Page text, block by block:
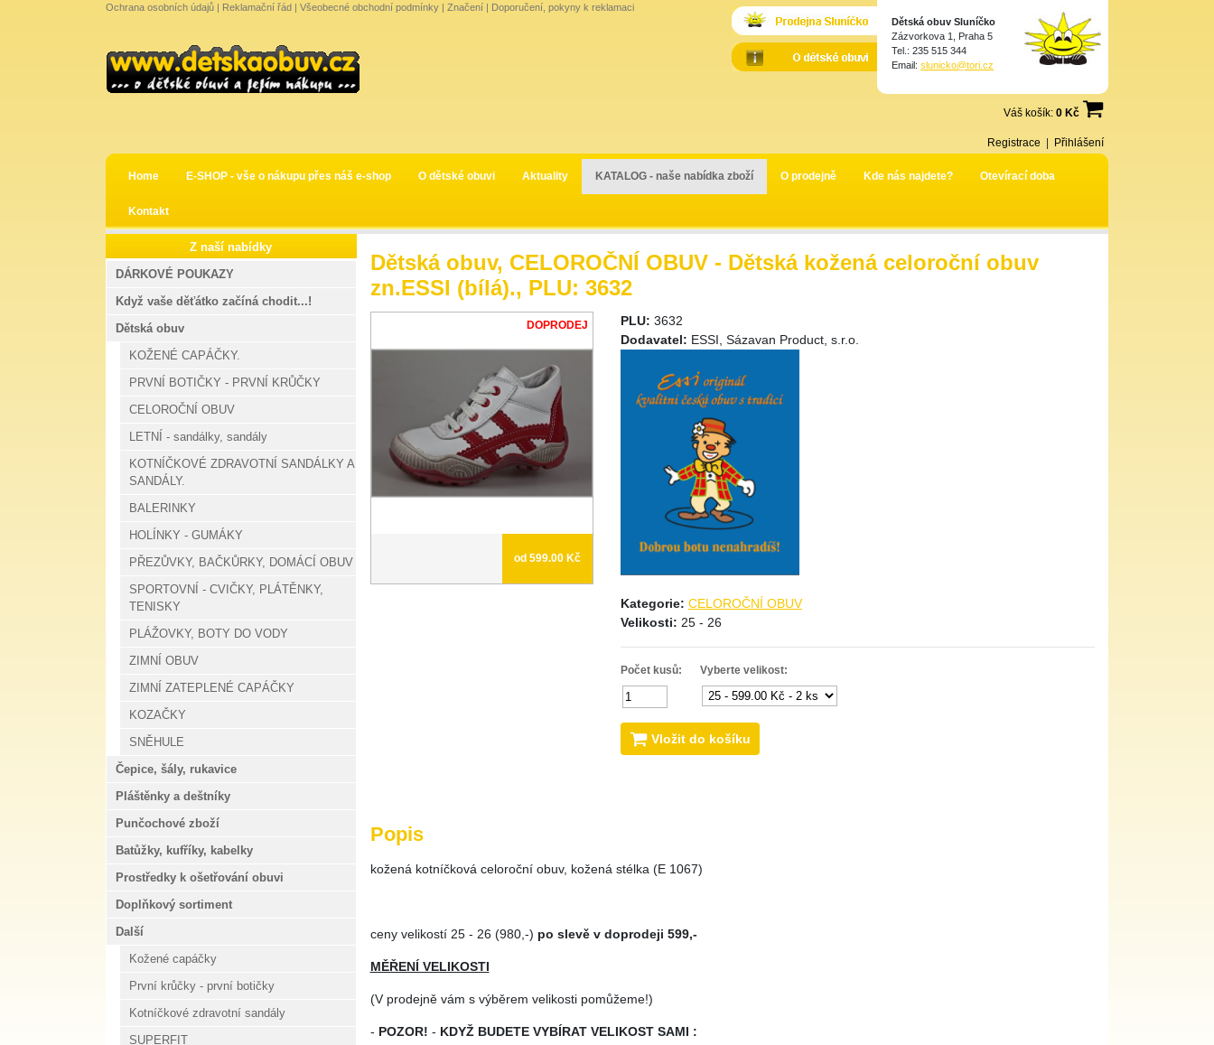
Ochrana osobních údajů | Reklamační řád | Všeobecné obchodní podmínky | Značení | Doporučení, pokyny k reklamaci
Dětská obuv Sluníčko
Zázvorkova 1, Praha 5
Tel.: 235 515 344
Email: slunicko@tori.cz
Váš košík: 0 Kč
Registrace Přihlášení
Home E-SHOP - vše o nákupu přes náš e-shop O dětské obuvi Aktuality KATALOG - naše nabídka zboží O prodejně Kde nás najdete? Otevírací doba
Kontakt
Dětská obuv, CELOROČNÍ OBUV - Dětská kožená celoroční obuv
zn.ESSI (bílá)., PLU: 3632
DOPRODEJ
od 599.00 Kč
PLU: 3632
Dodavatel: ESSI, Sázavan Product, s.r.o.
Kategorie: CELOROČNÍ OBUV
Velikosti: 25 - 26
Počet kusů: Vyberte velikost:
Vložit do košíku
Popis
kožená kotníčková celoroční obuv, kožená stélka (E 1067)
ceny velikostí 25 - 26 (980,-) po slevě v doprodeji 599,-
MĚŘENÍ VELIKOSTI
(V prodejně vám s výběrem velikosti pomůžeme!)
- POZOR! - KDYŽ BUDETE VYBÍRAT VELIKOST SAMI :
Z naší nabídky
DÁRKOVÉ POUKAZY
Když vaše děťátko začíná chodit...!
Dětská obuv
KOŽENÉ CAPÁČKY.
PRVNÍ BOTIČKY - PRVNÍ KRŮČKY
CELOROČNÍ OBUV
LETNÍ - sandálky, sandály
KOTNÍČKOVÉ ZDRAVOTNÍ SANDÁLKY A
SANDÁLY.
BALERINKY
HOLÍNKY - GUMÁKY
PŘEZŮVKY, BAČKŮRKY, DOMÁCÍ OBUV
SPORTOVNÍ - CVIČKY, PLÁTĚNKY,
TENISKY
PLÁŽOVKY, BOTY DO VODY
ZIMNÍ OBUV
ZIMNÍ ZATEPLENÉ CAPÁČKY
KOZAČKY
SNĚHULE
Čepice, šály, rukavice
Pláštěnky a deštníky
Punčochové zboží
Batůžky, kufříky, kabelky
Prostředky k ošetřování obuvi
Doplňkový sortiment
Další
Kožené capáčky
První krůčky - první botičky
Kotníčkové zdravotní sandály
SUPERFIT